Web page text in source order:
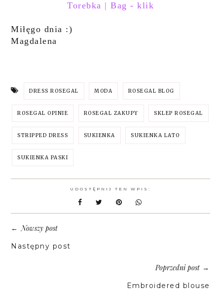
Torebka | Bag - klik
Miłęgo dnia :)
Magdalena
DRESS ROSEGAL MODA ROSEGAL BLOG
ROSEGAL OPINIE ROSEGAL ZAKUPY SKLEP ROSEGAL
STRIPPED DRESS SUKIENKA SUKIENKA LATO
SUKIENKA PASKI
UDOSTĘPNIJ TEN WPIS:
←Nowszy post
Następny post
Poprzedni post→
Embroidered blouse